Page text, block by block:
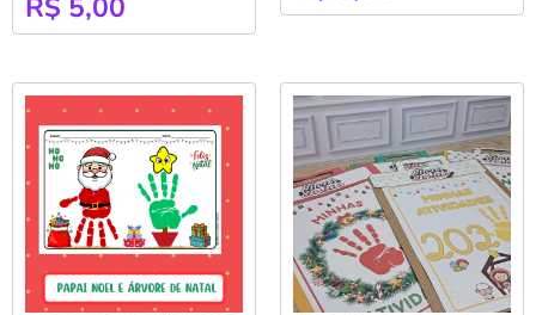
R$ 5,00